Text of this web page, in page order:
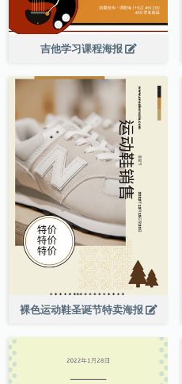
吉他学习课程海报
裸色运动鞋圣诞节特卖海报